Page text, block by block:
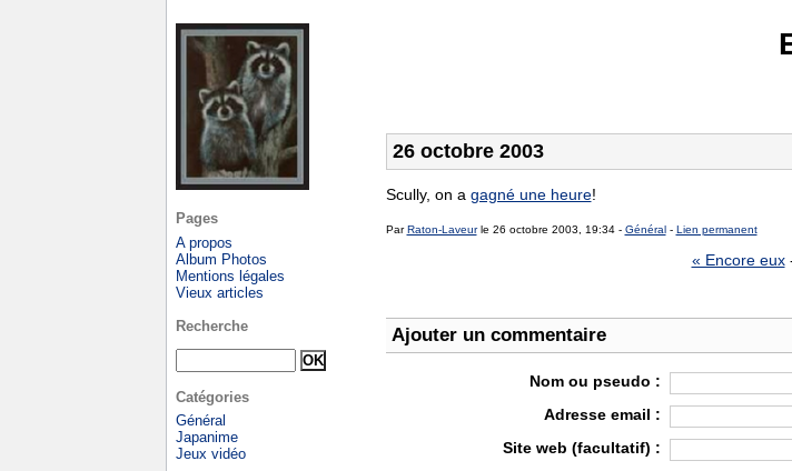
26 octobre 2003
Scully, on a gagné une heure!
ParRaton-Laveurle 26 octobre 2003, 19:34 - Général- Lien permanent
« Encore eux
Ajouter un commentaire
Nom ou pseudo :
Adresse email :
Site web (facultatif) :
Pages
A propos
Album Photos
Mentions légales
Vieux articles
Recherche
Catégories
Général
Japanime
Jeux vidéo